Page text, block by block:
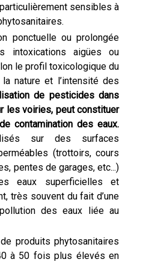
sensibles à
ponctuelle ou prolongée
intoxications aigües ou
le profil toxicologique du
nature et l’intensité des
de pesticides dans
les voiries, peut constituer
contamination des eaux.
sur des surfaces
(trottoirs, cours
pentes de garages, etc...)
eaux superficielles et
très souvent du fait d’une
des eaux liée au
produits phytosanitaires
à 50 fois plus élevés en